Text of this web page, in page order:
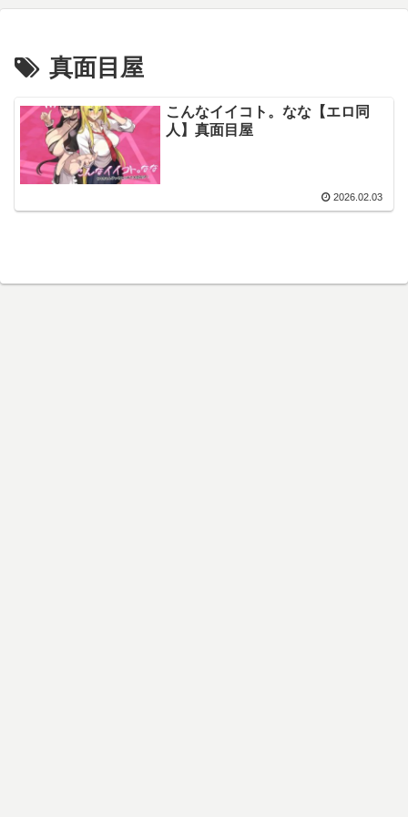
真面目屋
こんなイイコト。なな【エロ同
人】真面目屋
2026.02.03